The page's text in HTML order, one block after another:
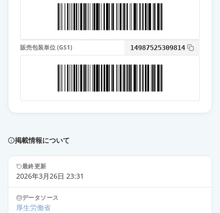
照射濃厚血小板－LR「日赤」
濃厚血小板－LR「日赤」
薬価 40796 円
供給停止
41038 円
濃厚血小板－LR「日赤」
照射濃厚血小板－LR「日赤」
薬価 122604 円
供給停止
濃厚血小板－LR「日赤」
薬価 162510 円
販売包装単位 (GS1) 14987525309814
掲載情報について
最終更新
2026年3月26日 23:31
データソース
厚生労働省